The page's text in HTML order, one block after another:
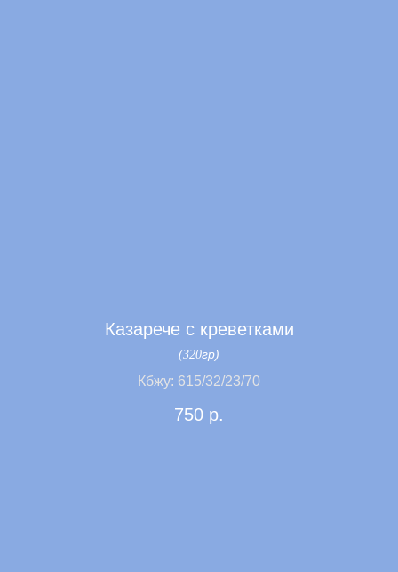
Казарече с креветками
(320гр)
Кбжу: 615/32/23/70
750 р.